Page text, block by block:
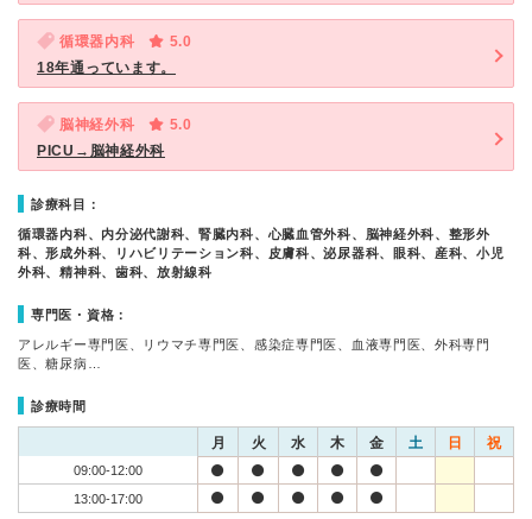
循環器内科
5.0
18年通っています。
脳神経外科
5.0
PICU→脳神経外科
診療科目：
循環器内科、内分泌代謝科、腎臓内科、心臓血管外科、脳神経外科、整形外
科、形成外科、リハビリテーション科、皮膚科、泌尿器科、眼科、産科、小児
外科、精神科、歯科、放射線科
専門医・資格：
アレルギー専門医、リウマチ専門医、感染症専門医、血液専門医、外科専門
医、糖尿病…
診療時間
月 火 水 木 金 土 日 祝
09:00-12:00
13:00-17:00